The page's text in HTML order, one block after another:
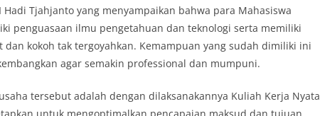
Tjahjanto yang menyampaikan bahwa para Mahasiswa
penguasaan ilmu pengetahuan dan teknologi serta memiliki
dan kokoh tak tergoyahkan. Kemampuan yang sudah dimiliki ini
agar semakin professional dan mumpuni.
tersebut adalah dengan dilaksanakannya Kuliah Kerja Nyata